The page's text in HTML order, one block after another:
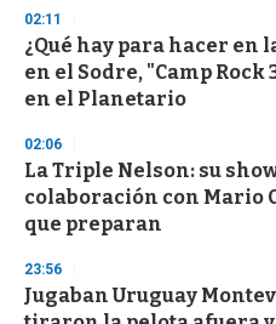
s
e
c
o
n
s
02:11
¿Qué hay para hacer en
en el Sodre, "Camp Rock
en el Planetario
02:06
La Triple Nelson: su
colaboración con Mario
que preparan
23:56
Jugaban Uruguay